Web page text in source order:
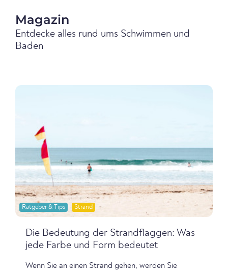
Magazin
Entdecke alles rund ums Schwimmen und
Baden
Ratgeber & Tips Strand
Die Bedeutung der Strandflaggen: Was
jede Farbe und Form bedeutet
Wenn Sie an einen Strand gehen, werden Sie